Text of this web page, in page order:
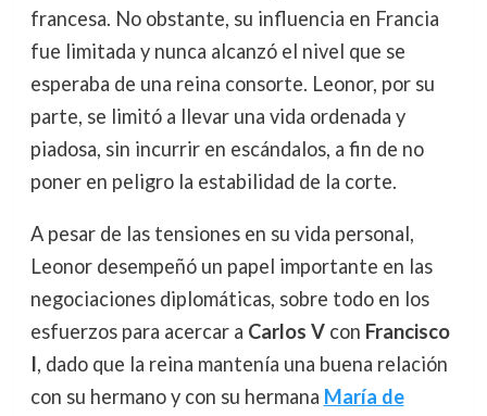
francesa. No obstante, su influencia en Francia
fue limitada y nunca alcanzó el nivel que se
esperaba de una reina consorte. Leonor, por su
parte, se limitó a llevar una vida ordenada y
piadosa, sin incurrir en escándalos, a fin de no
poner en peligro la estabilidad de la corte.
A pesar de las tensiones en su vida personal,
Leonor desempeñó un papel importante en las
negociaciones diplomáticas, sobre todo en los
esfuerzos para acercar a Carlos Vcon Francisco
I, dado que la reina mantenía una buena relación
con su hermano y con su hermana María de